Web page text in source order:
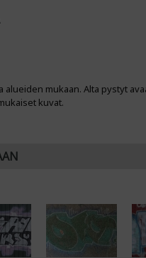
mukaan. Alta pystyt
kuvat.